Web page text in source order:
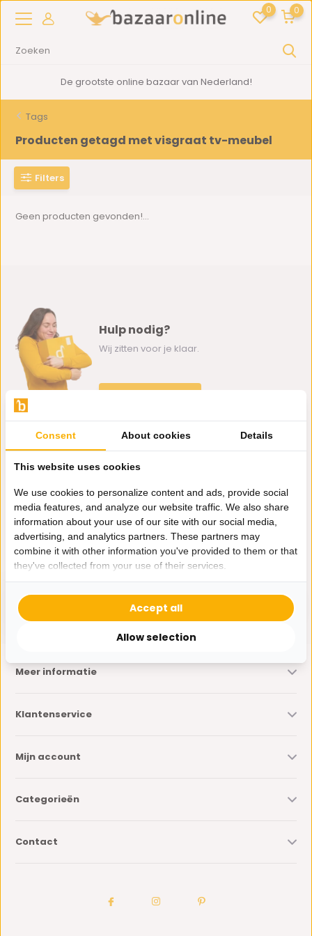
0 0
De grootste online bazaar van Nederland!
Tags
Producten getagd met visgraat tv-meubel
Filters
Geen producten gevonden!...
Hulp nodig?
Wij zitten voor je klaar.
klantenservice@bazaaronline.nl
Ontvang de nieuwste aanbiedingen en promoties. We zullen
je niet spammen, beloofd.
* Lees hier de wettelijke beperkingen
Meer informatie
Klantenservice
Mijn account
Categorieën
Contact
Consent About cookies Details
This website uses cookies
We use cookies to personalize content and ads, provide social
media features, and analyze our website traffic. We also share
information about your use of our site with our social media,
advertising, and analytics partners. These partners may
combine it with other information you've provided to them or that
they've collected from your use of their services.
Allow selection
Accept all